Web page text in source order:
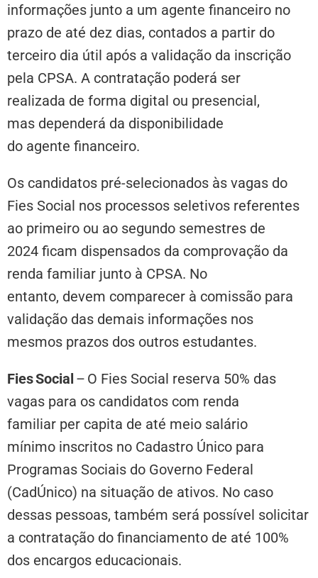
informações junto a um agente financeiro no
prazo de até dez dias, contados a partir do
terceiro dia útil após a validação da inscrição
pela CPSA. A contratação poderá ser
realizada de forma digital ou presencial,
mas dependerá da disponibilidade
do agente financeiro.
Os candidatos pré-selecionados às vagas do
Fies Social nos processos seletivos referentes
ao primeiro ou ao segundo semestres de
2024 ficam dispensados da comprovação da
renda familiar junto à CPSA. No
entanto, devem comparecer à comissão para
validação das demais informações nos
mesmos prazos dos outros estudantes.
Fies Social – O Fies Social reserva 50% das
vagas para os candidatos com renda
familiar per capita de até meio salário
mínimo inscritos no Cadastro Único para
Programas Sociais do Governo Federal
(CadÚnico) na situação de ativos. No caso
dessas pessoas, também será possível solicitar
a contratação do financiamento de até 100%
dos encargos educacionais.